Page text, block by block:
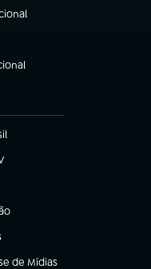
aba)
aba)
aba)
aba)
aba)
de Mídias